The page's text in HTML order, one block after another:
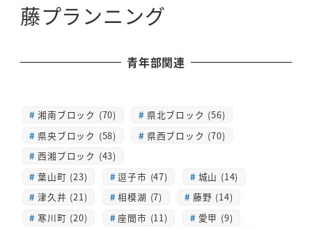
藤プランニング
青年部関連
湘南ブロック (70)
県北ブロック (56)
県央ブロック (58)
県西ブロック (70)
西湘ブロック (43)
葉山町 (23)
逗子市 (47)
城山 (14)
津久井 (21)
相模湖 (7)
藤野 (14)
寒川町 (20)
座間市 (11)
愛甲 (9)